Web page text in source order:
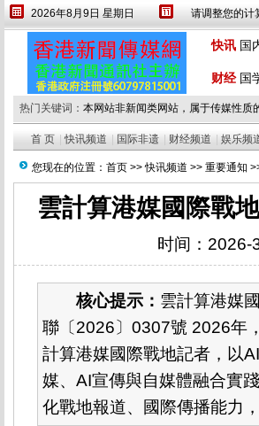
2026年8月9日 星期日 请调整您的计
设为首页 繁體 快讯 国
财经 国
热门关键词： 本网站非新闻类网站，属于传媒性质
首 页 |快讯频道 国际非遗 财经频道 娱乐频
您现在的位置： 首页 >>快讯频道 >> 重要通知
雲計算港媒國際戰
时间：2026-
核心提示： 雲計算港媒
聯〔2026〕0307號 2026年
計算港媒國際戰地記者，以
媒、AI宣傳與自媒體融合實
化戰地報道、國際傳播能力